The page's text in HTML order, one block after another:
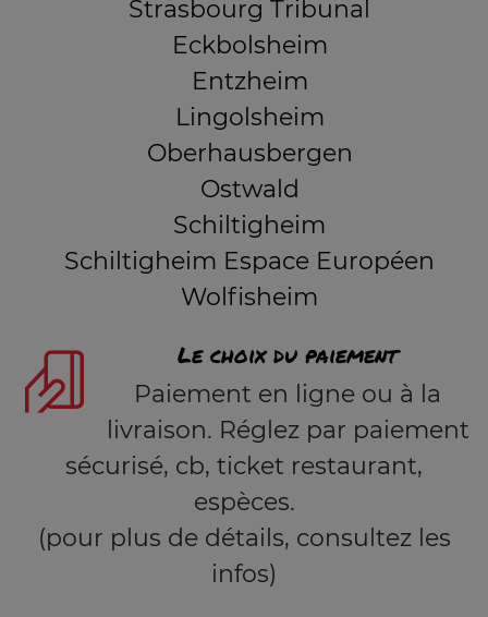
Strasbourg Tribunal
Eckbolsheim
Entzheim
Lingolsheim
Oberhausbergen
Ostwald
Schiltigheim
Schiltigheim Espace Européen
Wolfisheim
Le choix du paiement
Paiement en ligne ou à la
livraison. Réglez par paiement
sécurisé, cb, ticket restaurant,
espèces.
(pour plus de détails, consultez les
infos)